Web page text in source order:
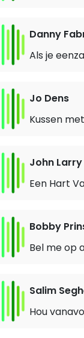
Danny
Als je
Jo Dens
Kussen
John Larry
Een Hart
Bobby
Bel me op
Salim
Hou